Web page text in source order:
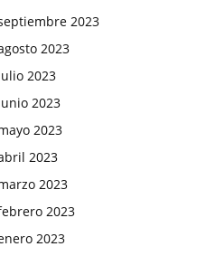
2023
2023
2023
2023
2023
2023
2023
2023
2023